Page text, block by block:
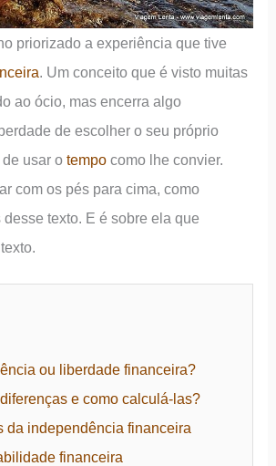
priorizado a experiência que tive
. Um conceito que é visto muitas
ao ócio, mas encerra algo
de escolher o seu próprio
de usar otempo como lhe convier.
com os pés para cima, como
texto. E é sobre ela que
ou liberdade financeira?
e como calculá-las?
da independência financeira
financeira